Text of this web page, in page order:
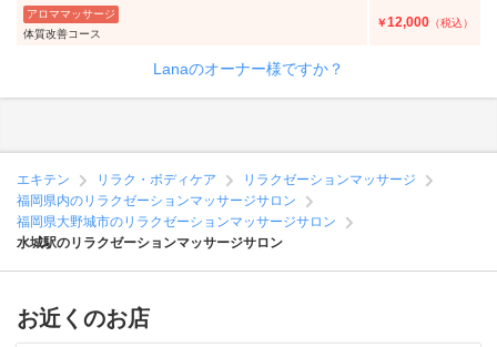
アロママッサージ
体質改善コース
￥12,000 （税込）
Lanaのオーナー様ですか？
エキテン リラク・ボディケア
リラクゼーションマッサージ
福岡県内のリラクゼーションマッサージサロン
福岡県大野城市のリラクゼーションマッサージサロン
水城駅のリラクゼーションマッサージサロン
お近くのお店